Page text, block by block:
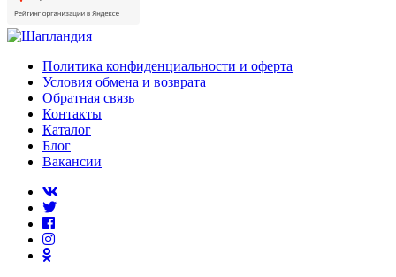
Политика конфиденциальности и оферта
Условия обмена и возврата
Обратная связь
Контакты
Каталог
Блог
Вакансии